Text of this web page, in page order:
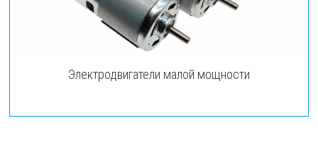
Электродвигатели малой мощности